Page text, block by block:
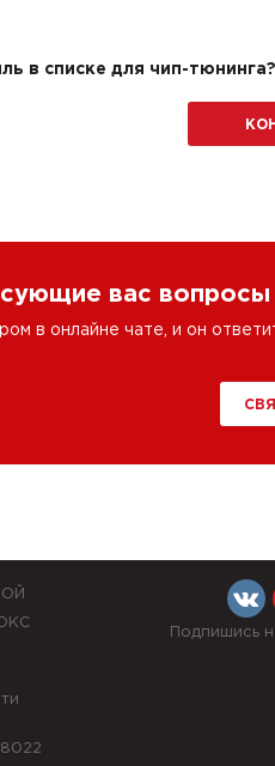
в списке для чип-
вас вопросы
в онлайне чате, и он
Подпишись